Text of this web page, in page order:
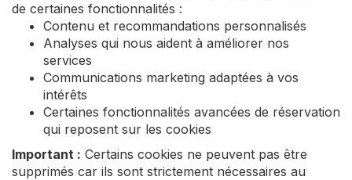
de certaines fonctionnalités :
Contenu et recommandations personnalisés
Analyses qui nous aident à améliorer nos
services
Communications marketing adaptées à vos
intérêts
Certaines fonctionnalités avancées de réservation
qui reposent sur les cookies
Important : Certains cookies ne peuvent pas être
supprimés car ils sont strictement nécessaires au